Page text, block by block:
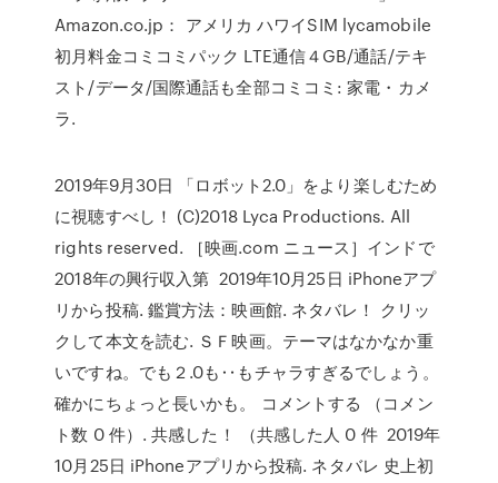
Amazon.co.jp： アメリカ ハワイSIM lycamobile
初月料金コミコミパック LTE通信４GB/通話/テキ
スト/データ/国際通話も全部コミコミ: 家電・カメ
ラ.
2019年9月30日 「ロボット2.0」をより楽しむため
に視聴すべし！ (C)2018 Lyca Productions. All
rights reserved. ［映画.com ニュース］インドで
2018年の興行収入第 2019年10月25日 iPhoneアプ
リから投稿. 鑑賞方法：映画館. ネタバレ！ クリッ
クして本文を読む. ＳＦ映画。テーマはなかなか重
いですね。でも２.0も‥もチャラすぎるでしょう。
確かにちょっと長いかも。 コメントする （コメン
ト数 0 件）. 共感した！ （共感した人 0 件 2019年
10月25日 iPhoneアプリから投稿. ネタバレ 史上初